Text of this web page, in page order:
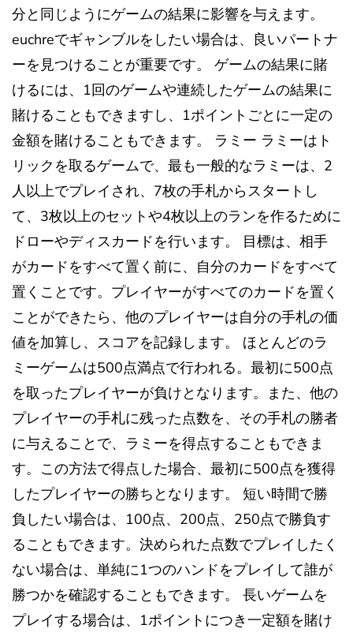
分と同じようにゲームの結果に影響を与えます。
euchreでギャンブルをしたい場合は、良いパートナ
ーを見つけることが重要です。 ゲームの結果に賭
けるには、1回のゲームや連続したゲームの結果に
賭けることもできますし、1ポイントごとに一定の
金額を賭けることもできます。 ラミー ラミーはト
リックを取るゲームで、最も一般的なラミーは、2
人以上でプレイされ、7枚の手札からスタートし
て、3枚以上のセットや4枚以上のランを作るために
ドローやディスカードを行います。 目標は、相手
がカードをすべて置く前に、自分のカードをすべて
置くことです。プレイヤーがすべてのカードを置く
ことができたら、他のプレイヤーは自分の手札の価
値を加算し、スコアを記録します。 ほとんどのラ
ミーゲームは500点満点で行われる。最初に500点
を取ったプレイヤーが負けとなります。また、他の
プレイヤーの手札に残った点数を、その手札の勝者
に与えることで、ラミーを得点することもできま
す。この方法で得点した場合、最初に500点を獲得
したプレイヤーの勝ちとなります。 短い時間で勝
負したい場合は、100点、200点、250点で勝負す
ることもできます。決められた点数でプレイしたく
ない場合は、単純に1つのハンドをプレイして誰が
勝つかを確認することもできます。 長いゲームを
プレイする場合は、1ポイントにつき一定額を賭け